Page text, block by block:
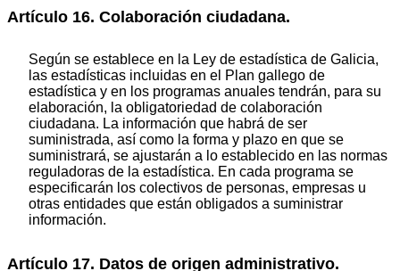
Artículo 16. Colaboración ciudadana.
Según se establece en la Ley de estadística de Galicia,
las estadísticas incluidas en el Plan gallego de
estadística y en los programas anuales tendrán, para su
elaboración, la obligatoriedad de colaboración
ciudadana. La información que habrá de ser
suministrada, así como la forma y plazo en que se
suministrará, se ajustarán a lo establecido en las normas
reguladoras de la estadística. En cada programa se
especificarán los colectivos de personas, empresas u
otras entidades que están obligados a suministrar
información.
Artículo 17. Datos de origen administrativo.